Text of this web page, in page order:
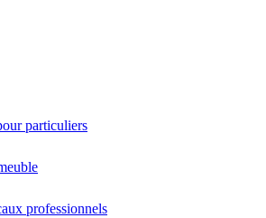
particuliers
professionnels